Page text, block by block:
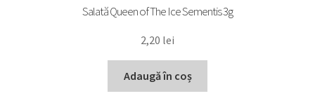
Salată Queen of The Ice Sementis 3g
2,20 lei
Adaugă în coș